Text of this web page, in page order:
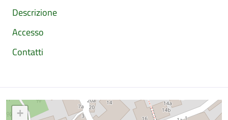
Descrizione
Accesso
Contatti
Mappa
+